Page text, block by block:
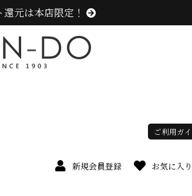
元は本店限定！
ご利用ガ
新規会員登録 お気に入り